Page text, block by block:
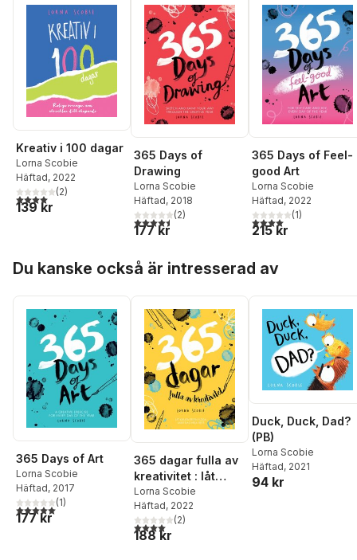
Kreativ i 100 dagar
Lorna Scobie
Häftad, 2022
4,0utav 5 stjärnor. Totalt antal röster:
(2)
139 kr
365 Days of
Drawing
Lorna Scobie
Häftad, 2018
4,5utav 5 stjärnor. Totalt antal röster:
(2)
177 kr
365 Days of Feel-
good Art
Lorna Scobie
Häftad, 2022
4,0utav 5 stjärnor.
(1)
215 kr
Du kanske också är intresserad av
365 Days of Art
Lorna Scobie
Häftad, 2017
5,0utav 5 stjärnor. Totalt antal röster:
(1)
177 kr
365 dagar fulla av
kreativitet : låt
kreativiteten flöda
varje dag hela året
Lorna Scobie
Häftad, 2022
4,0utav 5 stjärnor. Totalt antal röster:
(2)
188 kr
Duck, Duck, Dad?
(PB)
Lorna Scobie
Häftad, 2021
94 kr